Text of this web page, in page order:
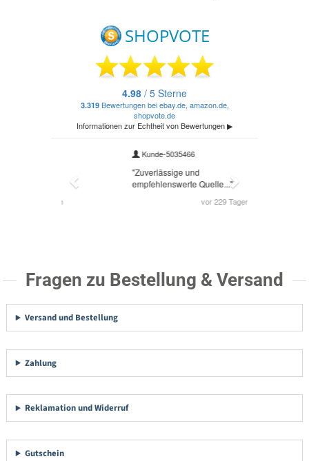
Fragen zu Bestellung & Versand
Versand und Bestellung
Zahlung
Reklamation und Widerruf
Gutschein